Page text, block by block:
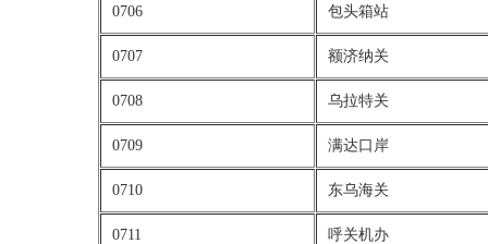
0706 包头箱站
0707 额济纳关
0708 乌拉特关
0709 满达口岸
0710 东乌海关
0711 呼关机办